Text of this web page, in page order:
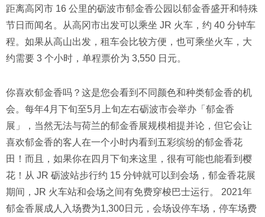
距离高冈市 16 公里的砺波市郁金香公园以郁金香盛开和特殊
节日而闻名。从高冈市出发可以乘坐 JR 火车，约 40 分钟车
程。如果从高山出发，租车会比较方便，也可乘坐火车，大
约需要 3 个小时，单程票价为 3,550 日元。
你喜欢郁金香吗？这是您会看到不同颜色和种类郁金香的机
会。每年4月下旬至5月上旬左右砺波市会举办「郁金香
展」，当然无法与荷兰的郁金香展规模相提并论，但它会让
喜欢郁金香的客人在一个小时内看到五彩缤纷的郁金香花
田！而且，如果你在四月下旬来这里，很有可能也能看到樱
花！从 JR 砺波站步行约 15 分钟就可以到会场，郁金香花展
期间，JR 火车站和会场之间有免费穿梭巴士运行。 2021年
郁金香展成人入场费为1,300日元，会场设停车场，停车场费